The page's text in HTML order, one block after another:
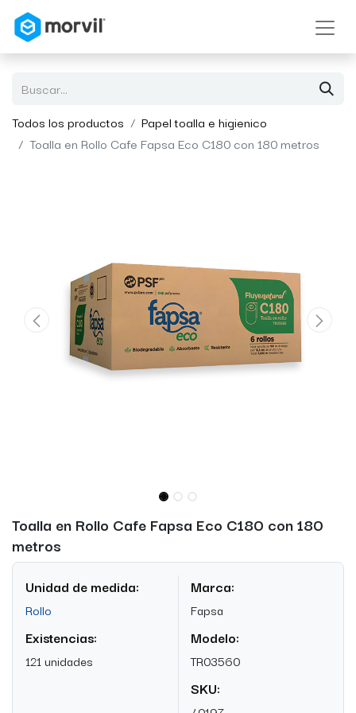
Todos los productos
Papel toalla e higienico
Toalla en Rollo Cafe Fapsa Eco C180 con 180 metros
Toalla en Rollo Cafe Fapsa Eco C180 con 180
metros
Unidad de medida:
Rollo
Existencias:
121 unidades
Marca:
Fapsa
Modelo:
TR03560
SKU: